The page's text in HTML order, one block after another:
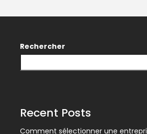
Rechercher
Recent Posts
Comment sélectionner une